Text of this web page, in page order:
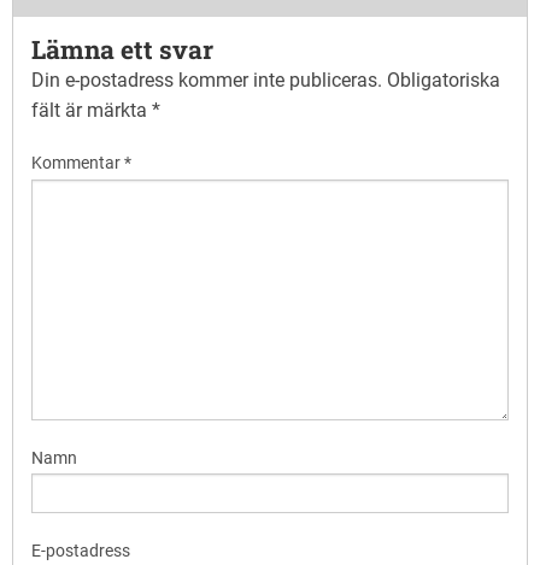
Lämna ett svar
Din e-postadress kommer inte publiceras. Obligatoriska
fält är märkta *
Kommentar*
Namn
E-postadress